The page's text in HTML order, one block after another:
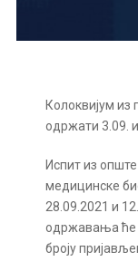
Колоквијум из
одржати 3.09. и
Испит из
медицинске
28.09.2021 и
одржавања ће
броју